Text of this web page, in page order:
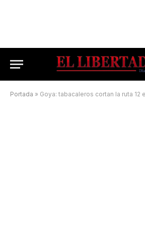
Portada » Goya: tabacaleros cortan la ruta 12 en